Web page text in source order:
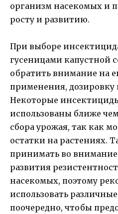
организм насекомых и
росту и развитию.
При выборе
гусеницами капустной
обратить внимание на
применения, дозировку
Некоторые
использованы ближе
сбора урожая, так как
остатки на растениях.
принимать во
развития
насекомых, поэтому
использовать
поочередно, чтобы